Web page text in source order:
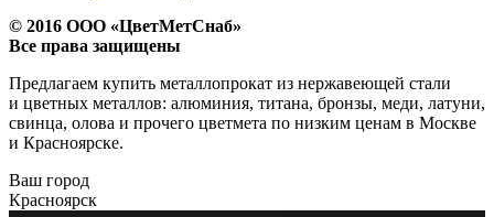
© 2016 ООО «ЦветМетСнаб»
Все права защищены
Предлагаем купить металлопрокат из нержавеющей стали
и цветных металлов: алюминия, титана, бронзы, меди, латуни,
свинца, олова и прочего цветмета по низким ценам в Москве
и Красноярске.
Ваш город
Красноярск